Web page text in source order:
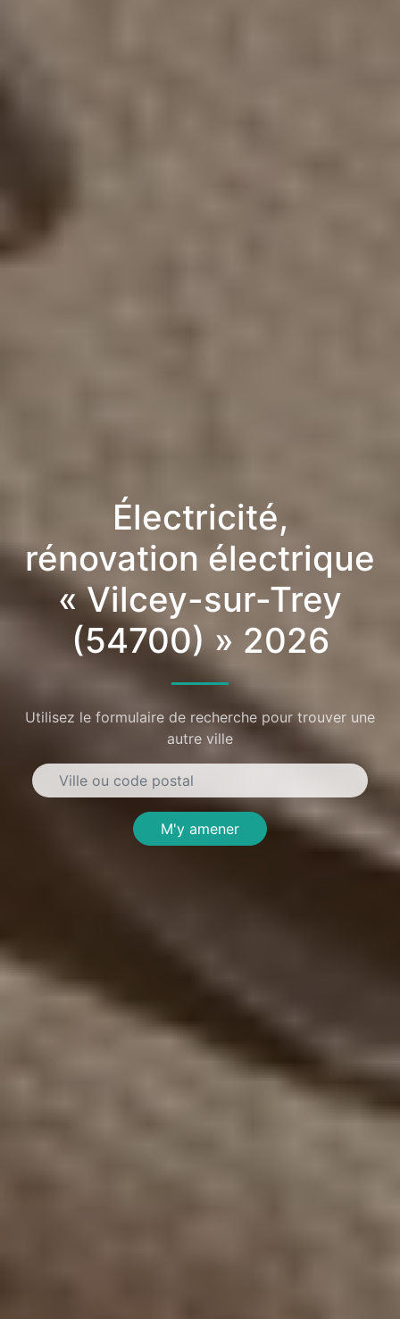
Électricité,
rénovation électrique
« Vilcey-sur-Trey
(54700) » 2026
Utilisez le formulaire de recherche pour trouver une
autre ville
M'y amener